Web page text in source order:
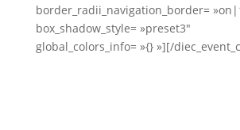
border_radii_navigation_border=
box_shadow_style= »preset3″
global_colors_info= »{} »][/